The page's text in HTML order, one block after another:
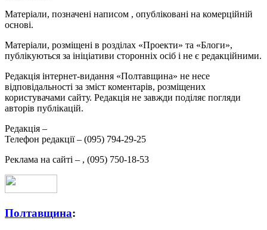
Матеріали, позначені написом , опубліковані на комерційній
основі.
Матеріали, розміщені в розділах «Проекти» та «Блоги»,
публікуються за ініціативи сторонніх осіб і не є редакційними.
Редакція інтернет-видання «Полтавщина» не несе
відповідальності за зміст коментарів, розміщених
користувачами сайту. Редакція не завжди поділяє погляди
авторів публікацій.
Редакція –
Телефон редакції – (095) 794-29-25
Реклама на сайті – , (095) 750-18-53
Полтавщина: